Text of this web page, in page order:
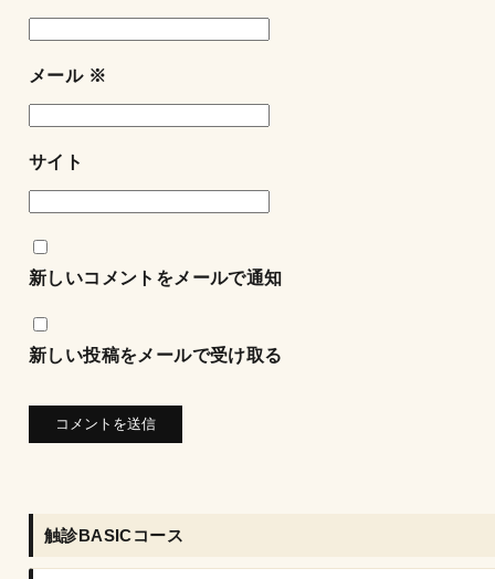
メール ※
サイト
新しいコメントをメールで通知
新しい投稿をメールで受け取る
触診BASICコース